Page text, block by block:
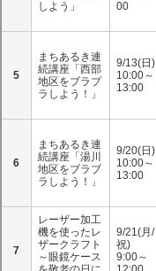
しよう」
00
5
まちあるき連
続講座「西部
地区をブラブ
ラしよう！」
9/13(日)
10:00～
13:00
6
まちあるき連
続講座「湯川
地区をブラブ
ラしよう！」
9/20(日)
10:00～
13:00
7
レーザー加工
機を使ったレ
ザークラフト
～眼鏡ケース
9/21(月/
祝)
9:00～